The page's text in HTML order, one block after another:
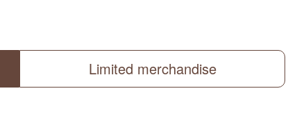
Limited merchandise